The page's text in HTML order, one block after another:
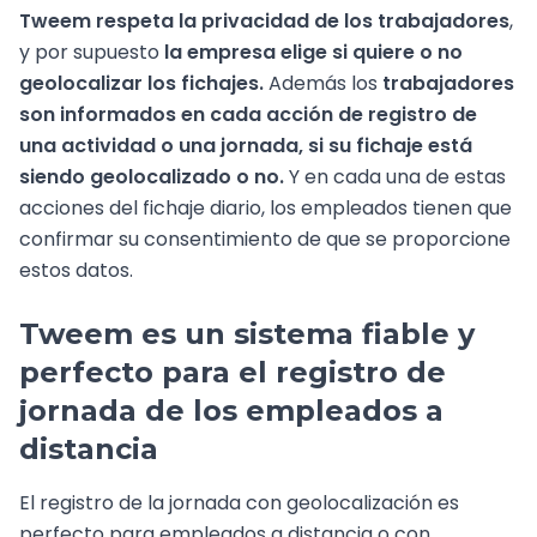
Tweem respeta la privacidad de los trabajadores,
y por supuesto la empresa elige si quiere o no
geolocalizar los fichajes.Además los trabajadores
son informados en cada acción de registro de
una actividad o una jornada, si su fichaje está
siendo geolocalizado o no.Y en cada una de estas
acciones del fichaje diario, los empleados tienen que
confirmar su consentimiento de que se proporcione
estos datos.
Tweem es un sistema fiable y
perfecto para el registro de
jornada de los empleados a
distancia
El registro de la jornada con geolocalización es